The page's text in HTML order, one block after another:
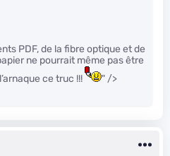
PDF, de la fibre optique et de
ne pourrait même pas être
ce truc !!!
" />